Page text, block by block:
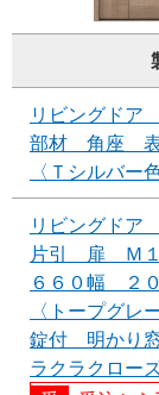
リビングドア
部材 角座
〈Ｔシルバー色
リビングド
片引 扉 Ｍ
６６０幅 ２
〈トープグ
錠付 明かり
ラクラクロー